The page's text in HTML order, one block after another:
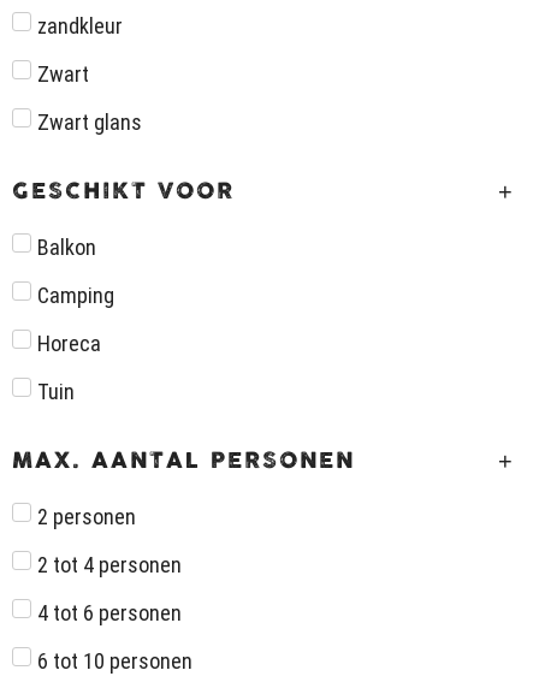
zandkleur
Zwart
Zwart glans
GESCHIKT VOOR
Balkon
Camping
Horeca
Tuin
MAX. AANTAL PERSONEN
2 personen
2 tot 4 personen
4 tot 6 personen
6 tot 10 personen